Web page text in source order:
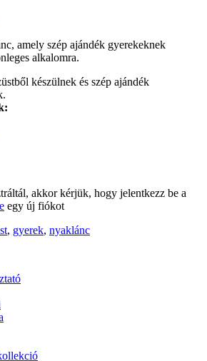
amely szép ajándék gyerekeknek
alkalomra.
készülnek és szép ajándék
akkor kérjük, hogy jelentkezz be a
egy új fiókot
, gyerek, nyaklánc